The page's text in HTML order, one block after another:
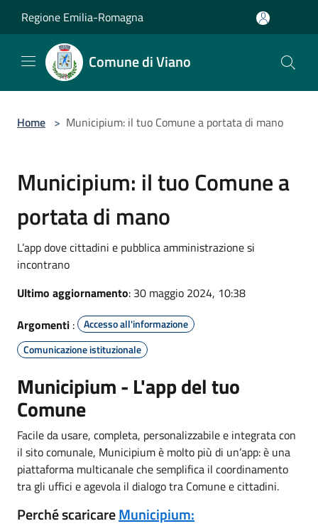
Regione Emilia-Romagna
Comune di Viano
Home > Municipium: il tuo Comune a portata di mano
Municipium: il tuo Comune a
portata di mano
L’app dove cittadini e pubblica amministrazione si
incontrano
Ultimo aggiornamento: 30 maggio 2024, 10:38
Argomenti :
Accesso all'informazione
Comunicazione istituzionale
Municipium - L'app del tuo
Comune
Facile da usare, completa, personalizzabile e integrata con
il sito comunale, Municipium è molto più di un’app: è una
piattaforma multicanale che semplifica il coordinamento
tra gli uffici e agevola il dialogo tra Comune e cittadini.
Perché scaricareMunicipium: